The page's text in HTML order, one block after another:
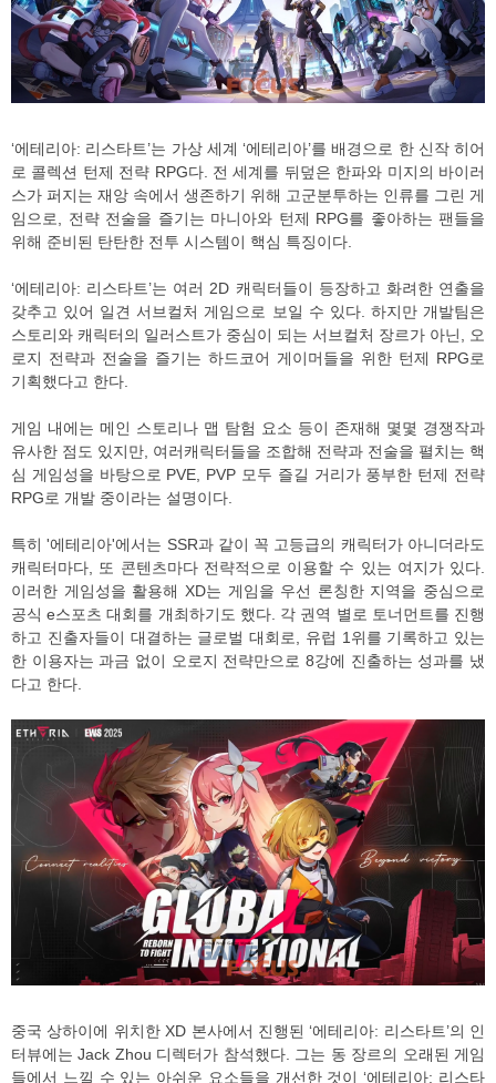
‘에테리아: 리스타트’는 가상 세계 ‘에테리아’를 배경으로 한 신작 히어
로 콜렉션 턴제 전략 RPG다. 전 세계를 뒤덮은 한파와 미지의 바이러
스가 퍼지는 재앙 속에서 생존하기 위해 고군분투하는 인류를 그린 게
임으로, 전략 전술을 즐기는 마니아와 턴제 RPG를 좋아하는 팬들을
위해 준비된 탄탄한 전투 시스템이 핵심 특징이다.
‘에테리아: 리스타트’는 여러 2D 캐릭터들이 등장하고 화려한 연출을
갖추고 있어 일견 서브컬처 게임으로 보일 수 있다. 하지만 개발팀은
스토리와 캐릭터의 일러스트가 중심이 되는 서브컬처 장르가 아닌, 오
로지 전략과 전술을 즐기는 하드코어 게이머들을 위한 턴제 RPG로
기획했다고 한다.
게임 내에는 메인 스토리나 맵 탐험 요소 등이 존재해 몇몇 경쟁작과
유사한 점도 있지만, 여러캐릭터들을 조합해 전략과 전술을 펼치는 핵
심 게임성을 바탕으로 PVE, PVP 모두 즐길 거리가 풍부한 턴제 전략
RPG로 개발 중이라는 설명이다.
특히 '에테리아'에서는 SSR과 같이 꼭 고등급의 캐릭터가 아니더라도
캐릭터마다, 또 콘텐츠마다 전략적으로 이용할 수 있는 여지가 있다.
이러한 게임성을 활용해 XD는 게임을 우선 론칭한 지역을 중심으로
공식 e스포츠 대회를 개최하기도 했다. 각 권역 별로 토너먼트를 진행
하고 진출자들이 대결하는 글로벌 대회로, 유럽 1위를 기록하고 있는
한 이용자는 과금 없이 오로지 전략만으로 8강에 진출하는 성과를 냈
다고 한다.
중국 상하이에 위치한 XD 본사에서 진행된 ‘에테리아: 리스타트’의 인
터뷰에는 Jack Zhou 디렉터가 참석했다. 그는 동 장르의 오래된 게임
들에서 느낄 수 있는 아쉬운 요소들을 개선한 것이 ‘에테리아: 리스타